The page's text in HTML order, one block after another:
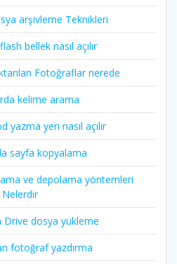
arşivleme Teknikleri
bellek nasıl açılır
Fotoğraflar nerede
kelime arama
yazma yeri nasıl açılır
sayfa kopyalama
ve depolama yöntemleri
Nelerdir
Drive dosya yükleme
fotoğraf yazdırma